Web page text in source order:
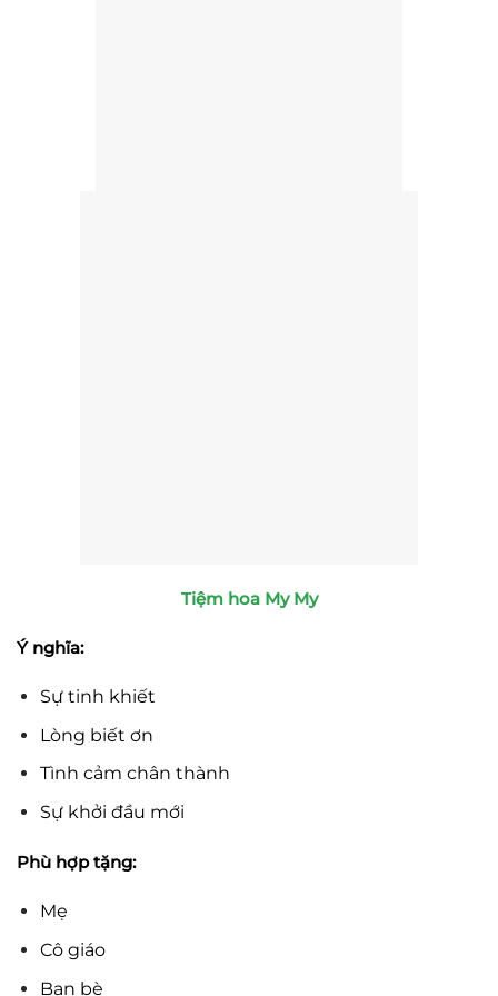
Tiệm hoa My My
Ý nghĩa:
Sự tinh khiết
Lòng biết ơn
Tình cảm chân thành
Sự khởi đầu mới
Phù hợp tặng:
Mẹ
Cô giáo
Bạn bè